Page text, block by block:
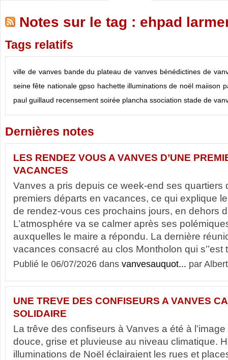
Notes sur le tag : ehpad
Tags relatifs
ville de vanves bande du plateau de vanves bénédictines de
seine fête nationale gpso hachette illuminations de noël maiison
paul guillaud recensement soirée plancha ssociation stade de
Dernières notes
LES RENDEZ VOUS A VANVES D’UNE
VACANCES
Vanves a pris depuis ce week-end ses quartiers
premiers départs en vacances, ce qui explique
de rendez-vous ces prochains jours, en dehors
L’atmosphére va se calmer après ses
auxquelles le maire a répondu. La dernière
vacances consacré au clos Montholon qui s’’est
Publié le 06/07/2026 dans vanvesauquot... par
UNE TREVE DES CONFISEURS A VANVES
SOLIDAIRE
La trêve des confiseurs à Vanves a été à
douce, grise et pluvieuse au niveau climatique.
illuminations de Noël éclairaient les rues et